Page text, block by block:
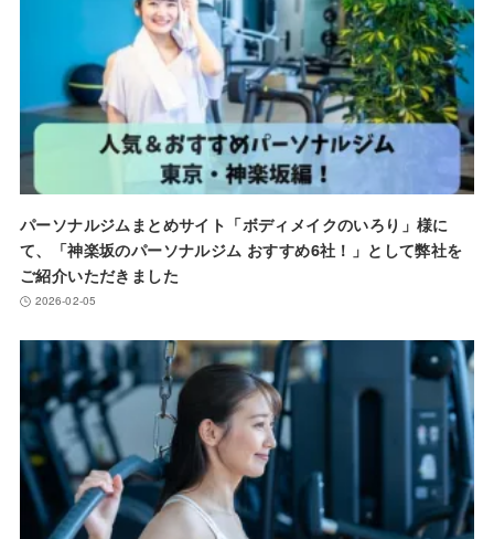
パーソナルジムまとめサイト「ボディメイクのいろり」様に
て、「神楽坂のパーソナルジム おすすめ6社！」として弊社を
ご紹介いただきました
2026-02-05